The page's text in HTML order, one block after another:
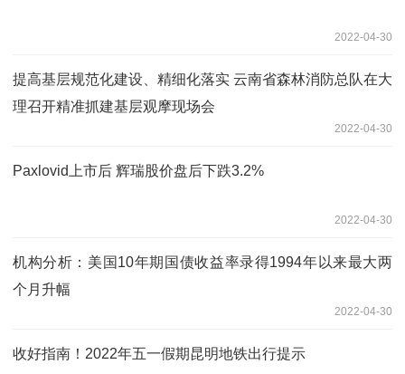
2022-04-30
提高基层规范化建设、精细化落实 云南省森林消防总队在大
理召开精准抓建基层观摩现场会
2022-04-30
Paxlovid上市后 辉瑞股价盘后下跌3.2%
2022-04-30
机构分析：美国10年期国债收益率录得1994年以来最大两
个月升幅
2022-04-30
收好指南！2022年五一假期昆明地铁出行提示